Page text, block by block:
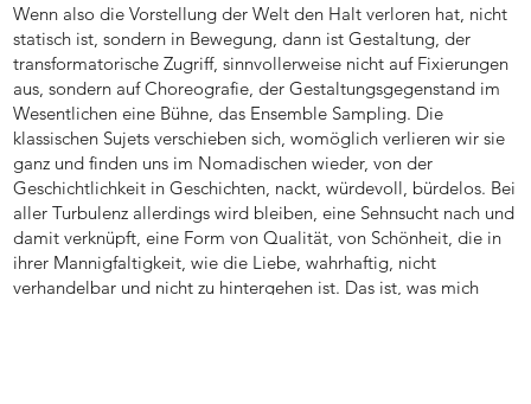
Wenn also die Vorstellung der Welt den Halt verloren hat, nicht
statisch ist, sondern in Bewegung, dann ist Gestaltung, der
transformatorische Zugriff, sinnvollerweise nicht auf Fixierungen
aus, sondern auf Choreografie, der Gestaltungsgegenstand im
Wesentlichen eine Bühne, das Ensemble Sampling. Die
klassischen Sujets verschieben sich, womöglich verlieren wir sie
ganz und finden uns im Nomadischen wieder, von der
Geschichtlichkeit in Geschichten, nackt, würdevoll, bürdelos. Bei
aller Turbulenz allerdings wird bleiben, eine Sehnsucht nach und
damit verknüpft, eine Form von Qualität, von Schönheit, die in
ihrer Mannigfaltigkeit, wie die Liebe, wahrhaftig, nicht
verhandelbar und nicht zu hintergehen ist. Das ist, was mich